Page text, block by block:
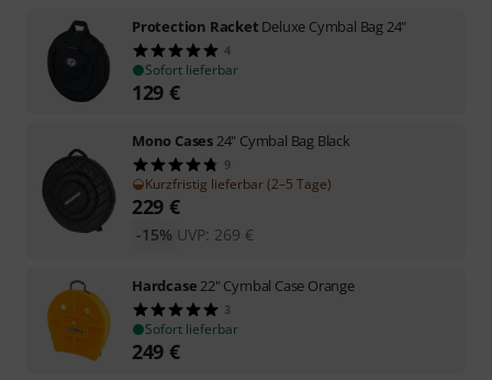
Protection Racket Deluxe Cymbal Bag 24"
4
Sofort lieferbar
129 €
Mono Cases 24" Cymbal Bag Black
9
Kurzfristig lieferbar (2–5 Tage)
229 €
UVP: 269 €
-15%
Hardcase 22" Cymbal Case Orange
3
Sofort lieferbar
249 €